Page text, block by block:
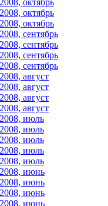
октябрь
октябрь
октябрь
сентябрь
сентябрь
сентябрь
сентябрь
август
август
август
август
июль
июль
июль
июль
июль
июнь
июнь
июнь
июнь